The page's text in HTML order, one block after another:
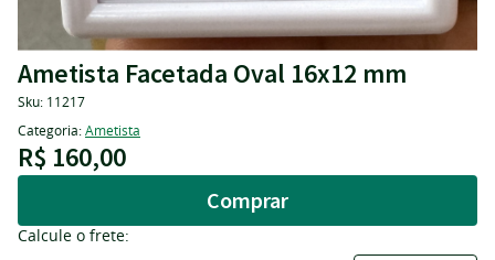
Ametista Facetada Oval 16x12 mm
Sku: 11217
Categoria:Ametista
R$ 160,00
Comprar
Calcule o frete: